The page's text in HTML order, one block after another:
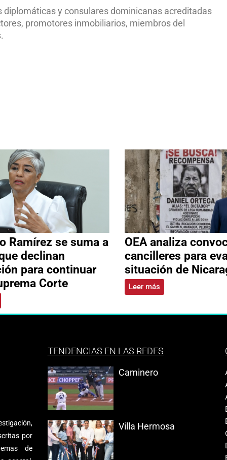
y consulares dominicanas acreditadas
promotores inmobiliarios, miembros del
Ramírez se suma a
declinan
para continuar
Corte
OEA analiza
cancilleres para
situación de
Leer más
por
de
TENDENCIAS EN LAS REDES
Caminero
Villa Hermosa